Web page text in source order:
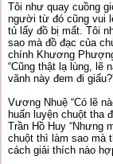
Tôi như quay cuồng
người từ đó cũng vui
tủ lấy đồ bị mất. Tôi
sao mà đồ đạc của
chính Khương
“Cũng thật lạ lùng, lẽ
vãnh này đem đi
Vương Nhuệ “Có lẽ
huấn luyện chuột tha
Trần Hồ Huy “Nhưng
chuột thì làm sao mà
cách giải thích nào